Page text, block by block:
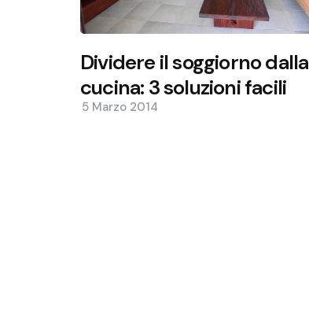
Dividere il soggiorno dalla
cucina: 3 soluzioni facili
5 Marzo 2014